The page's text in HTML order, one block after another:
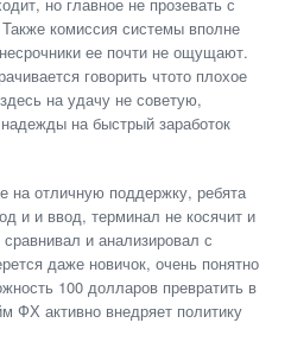
комиссия системы вполне
ее почти не ощущают.
говорить чтото плохое
на удачу не советую,
на быстрый заработок
на отличную поддержку, ребята
и и ввод, терминал не косячит и
и анализировал с
даже новичок, очень понятно
100 долларов превратить в
ФХ активно внедряет политику